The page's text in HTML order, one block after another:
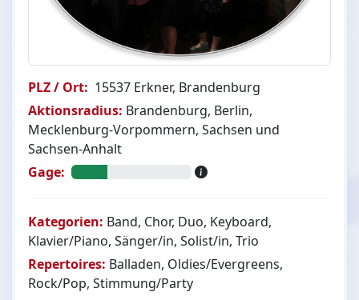
PLZ / Ort: 15537 Erkner, Brandenburg
Aktionsradius: Brandenburg, Berlin,
Mecklenburg-Vorpommern, Sachsen und
Sachsen-Anhalt
Gage:
Kategorien: Band, Chor, Duo, Keyboard,
Klavier/Piano, Sänger/in, Solist/in, Trio
Repertoires: Balladen, Oldies/Evergreens,
Rock/Pop, Stimmung/Party